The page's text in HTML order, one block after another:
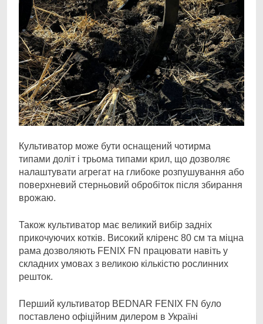
Культиватор може бути оснащений чотирма
типами доліт і трьома типами крил, що дозволяє
налаштувати агрегат на глибоке розпушування або
поверхневий стерньовий обробіток після збирання
врожаю.
Також культиватор має великий вибір задніх
прикочуючих котків. Високий кліренс 80 см та міцна
рама дозволяють FENIX FN працювати навіть у
складних умовах з великою кількістю рослинних
решток.
Перший культиватор BEDNAR FENIX FN було
поставлено офіційним дилером в Україні